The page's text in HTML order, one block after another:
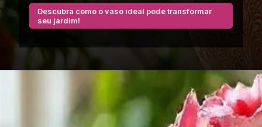
Descubra como o vaso ideal pode transformar
seu jardim!